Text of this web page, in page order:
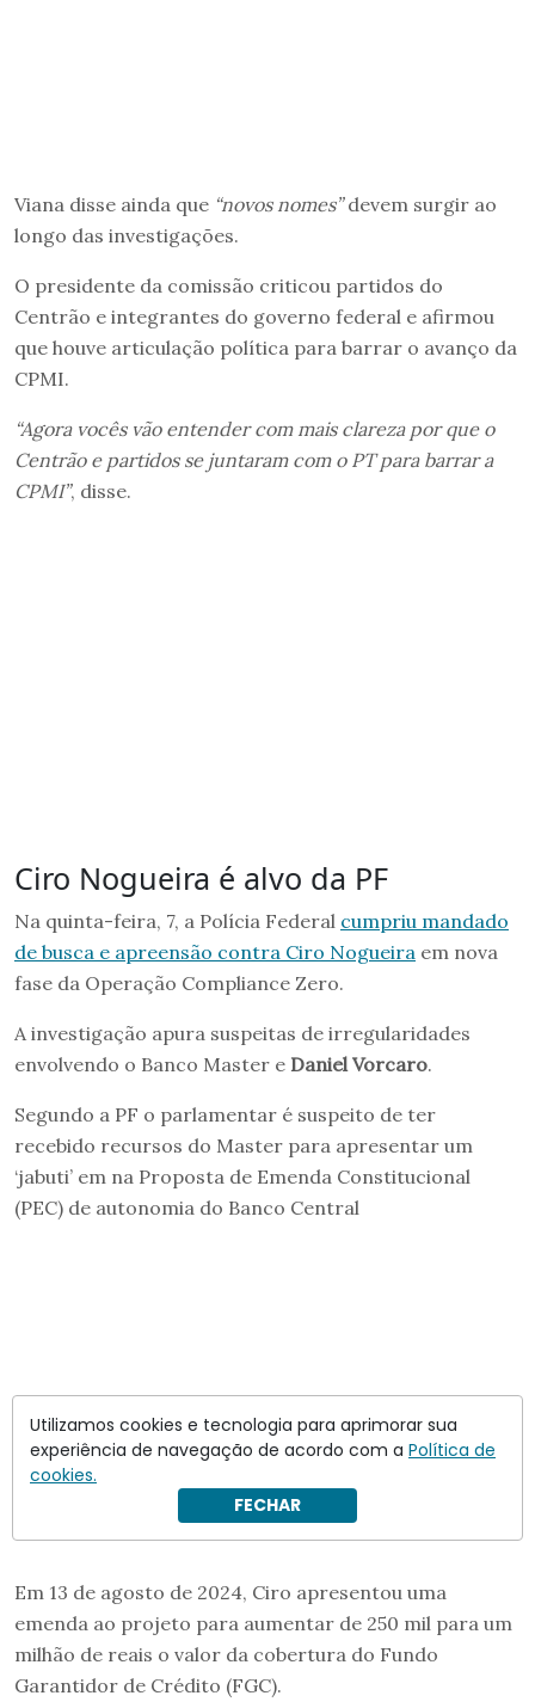
Viana disse ainda que “novos nomes”devem surgir ao
longo das investigações.
O presidente da comissão criticou partidos do
Centrão e integrantes do governo federal e afirmou
que houve articulação política para barrar o avanço da
CPMI.
“Agora vocês vão entender com mais clareza por que o
Centrão e partidos se juntaram com o PT para barrar a
CPMI”, disse.
Ciro Nogueira é alvo da PF
Na quinta-feira, 7, a Polícia Federal cumpriu mandado
de busca e apreensão contra Ciro Nogueira em nova
fase da Operação Compliance Zero.
A investigação apura suspeitas de irregularidades
envolvendo o Banco Master e Daniel Vorcaro.
Segundo a PF o parlamentar é suspeito de ter
recebido recursos do Master para apresentar um
‘jabuti’ em na Proposta de Emenda Constitucional
(PEC) de autonomia do Banco Central
Em 13 de agosto de 2024, Ciro apresentou uma
emenda ao projeto para aumentar de 250 mil para um
milhão de reais o valor da cobertura do Fundo
Garantidor de Crédito (FGC).
Utilizamos cookies e tecnologia para aprimorar sua
experiência de navegação de acordo com a Política de
cookies.
FECHAR